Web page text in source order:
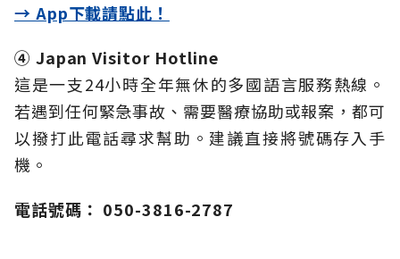
→ App下載請點此！
④ Japan Visitor Hotline
這是一支24小時全年無休的多國語言服務熱線。
若遇到任何緊急事故、需要醫療協助或報案，都可
以撥打此電話尋求幫助。建議直接將號碼存入手
機。
電話號碼： 050-3816-2787